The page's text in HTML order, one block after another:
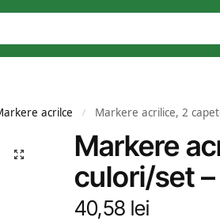
acrilce / Markere acrilice, 2
Markere
culori/set –
40,58 lei